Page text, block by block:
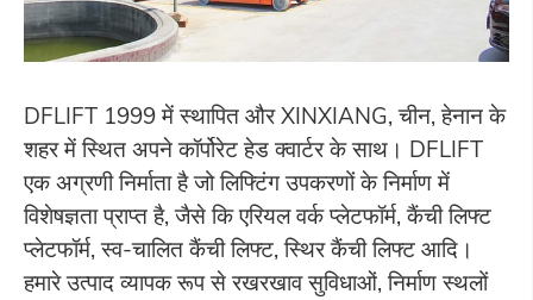
DFLIFT 1999 में स्थापित और XINXIANG, चीन, हेनान के
शहर में स्थित अपने कॉर्पोरेट हेड क्वार्टर के साथ। DFLIFT
एक अग्रणी निर्माता है जो लिफ्टिंग उपकरणों के निर्माण में
विशेषज्ञता प्राप्त है, जैसे कि एरियल वर्क प्लेटफॉर्म, कैंची लिफ्ट
प्लेटफॉर्म, स्व-चालित कैंची लिफ्ट, स्थिर कैंची लिफ्ट आदि।
हमारे उत्पाद व्यापक रूप से रखरखाव सुविधाओं, निर्माण स्थलों